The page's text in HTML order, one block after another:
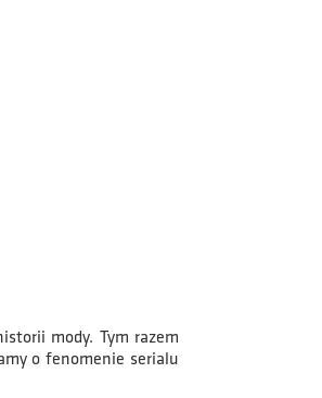
mody. Tym razem
o fenomenie serialu